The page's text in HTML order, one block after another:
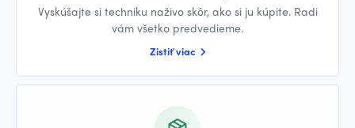
Vyskúšajte si techniku naživo skôr, ako si ju kúpite. Radi
vám všetko predvedieme.
Zistiť viac